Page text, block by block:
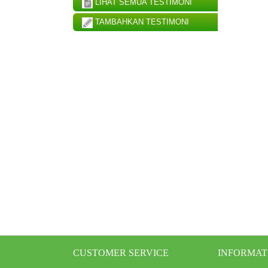
LIHAT SEMUA TESTIMONI
TAMBAHKAN TESTIMONI
CUSTOMER SERVICE